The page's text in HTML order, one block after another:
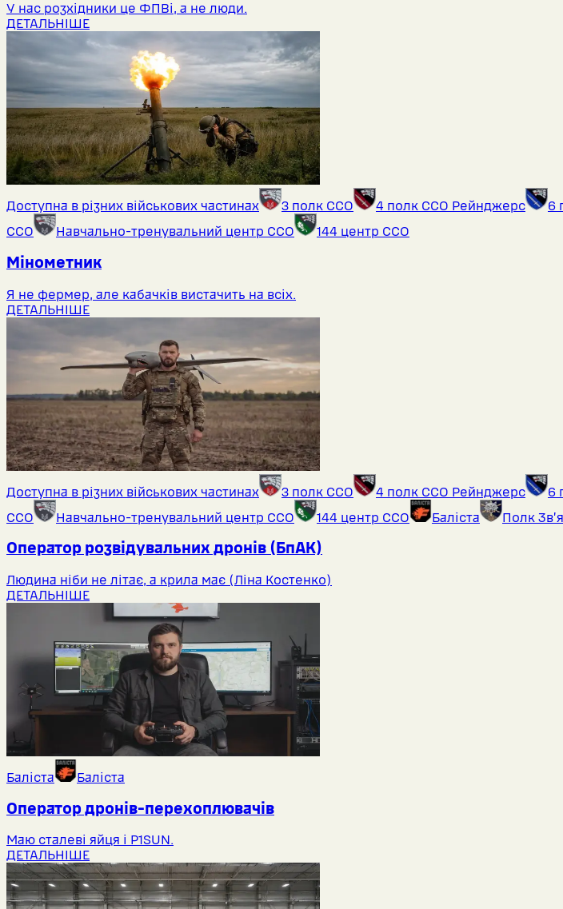
У нас розхідники це ФПВі, а не люди.
ДЕТАЛЬНІШЕ
Доступна в різних військових частинах 3 полк ССО 4 полк ССО Рейнджерс 6
ССО
Навчально-тренувальний центр ССО 144 центр ССО
Мінометник
Я не фермер, але кабачків вистачить на всіх.
ДЕТАЛЬНІШЕ
Доступна в різних військових частинах 3 полк ССО 4 полк ССО Рейнджерс 6
ССО
Навчально-тренувальний центр ССО 144 центр ССО Баліста Полк
Оператор розвідувальних дронів (БпАК)
Людина ніби не літає, а крила має (Ліна Костенко)
ДЕТАЛЬНІШЕ
Баліста Баліста
Оператор дронів-перехоплювачів
Маю сталеві яйця і P1SUN.
ДЕТАЛЬНІШЕ